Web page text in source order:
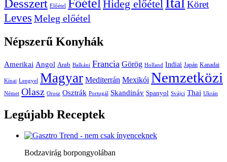
Desszert Előétel FőételHideg előétel Köret
Leves Meleg előétel
Népszerű Konyhák
Amerikai Angol Arab Balkáni Francia Görög Holland Indiai Japán Kanadai
Kínai Lengyel Magyar Mediterrán Mexikói Nemzetközi
Német Olasz Orosz Osztrák Portugál Skandináv Spanyol Svájci Thai Ukrán
Legújabb Receptek
Bodzavirág borpongyolában